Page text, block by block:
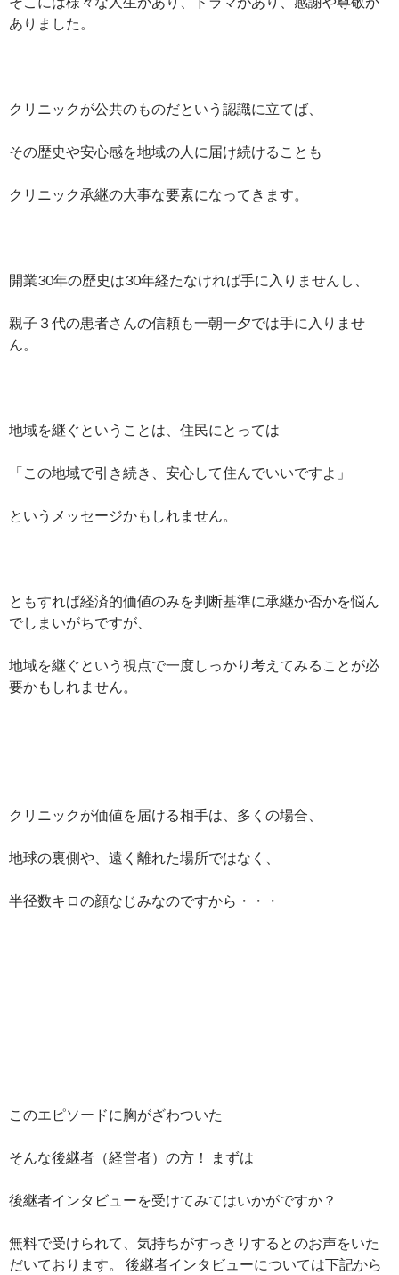
ありました。
クリニックが公共のものだという認識に立てば、
その歴史や安心感を地域の人に届け続けることも
クリニック承継の大事な要素になってきます。
開業30年の歴史は30年経たなければ手に入りませんし、
親子３代の患者さんの信頼も一朝一夕では手に入りませ
ん。
地域を継ぐということは、住民にとっては
「この地域で引き続き、安心して住んでいいですよ」
というメッセージかもしれません。
ともすれば経済的価値のみを判断基準に承継か否かを悩ん
でしまいがちですが、
地域を継ぐという視点で一度しっかり考えてみることが必
要かもしれません。
クリニックが価値を届ける相手は、多くの場合、
地球の裏側や、遠く離れた場所ではなく、
半径数キロの顔なじみなのですから・・・
このエピソードに胸がざわついた
そんな後継者（経営者）の方！ まずは
後継者インタビューを受けてみてはいかがですか？
無料で受けられて、気持ちがすっきりするとのお声をいた
だいております。 後継者インタビューについては下記から